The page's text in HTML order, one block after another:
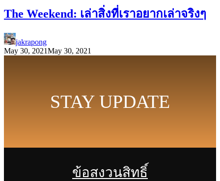
The Weekend: เล่าสิ่งที่เราอยากเล่าจริงๆ
jakrapong
May 30, 2021May 30, 2021
STAY UPDATE
ข้อสงวนสิทธิ์